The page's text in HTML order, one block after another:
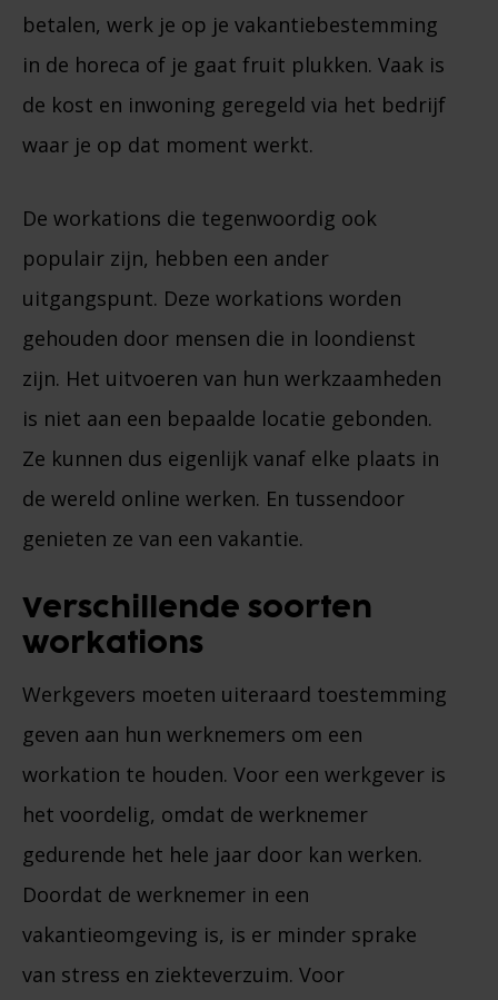
betalen, werk je op je vakantiebestemming
in de horeca of je gaat fruit plukken. Vaak is
de kost en inwoning geregeld via het bedrijf
waar je op dat moment werkt.
De workations die tegenwoordig ook
populair zijn, hebben een ander
uitgangspunt. Deze workations worden
gehouden door mensen die in loondienst
zijn. Het uitvoeren van hun werkzaamheden
is niet aan een bepaalde locatie gebonden.
Ze kunnen dus eigenlijk vanaf elke plaats in
de wereld online werken. En tussendoor
genieten ze van een vakantie.
Verschillende soorten
workations
Werkgevers moeten uiteraard toestemming
geven aan hun werknemers om een
workation te houden. Voor een werkgever is
het voordelig, omdat de werknemer
gedurende het hele jaar door kan werken.
Doordat de werknemer in een
vakantieomgeving is, is er minder sprake
van stress en ziekteverzuim. Voor